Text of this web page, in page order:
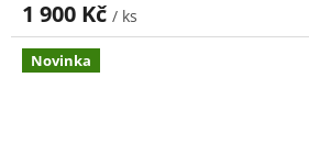
1 900 Kč / ks
Novinka